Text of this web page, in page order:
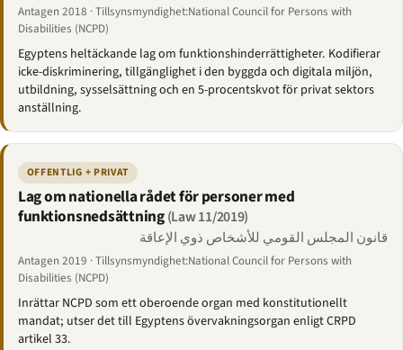
Antagen 2018 · Tillsynsmyndighet:National Council for Persons with
Disabilities (NCPD)
Egyptens heltäckande lag om funktionshinderrättigheter. Kodifierar
icke-diskriminering, tillgänglighet i den byggda och digitala miljön,
utbildning, sysselsättning och en 5-procentskvot för privat sektors
anställning.
OFFENTLIG + PRIVAT
Lag om nationella rådet för personer med
funktionsnedsättning(Law 11/2019)
قانون المجلس القومي للأشخاص ذوي الإعاقة
Antagen 2019 · Tillsynsmyndighet:National Council for Persons with
Disabilities (NCPD)
Inrättar NCPD som ett oberoende organ med konstitutionellt
mandat; utser det till Egyptens övervakningsorgan enligt CRPD
artikel 33.